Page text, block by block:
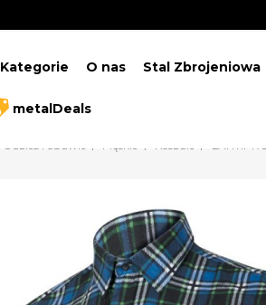
Kategorie O nas Stal Zbrojeniowa
metalDeals